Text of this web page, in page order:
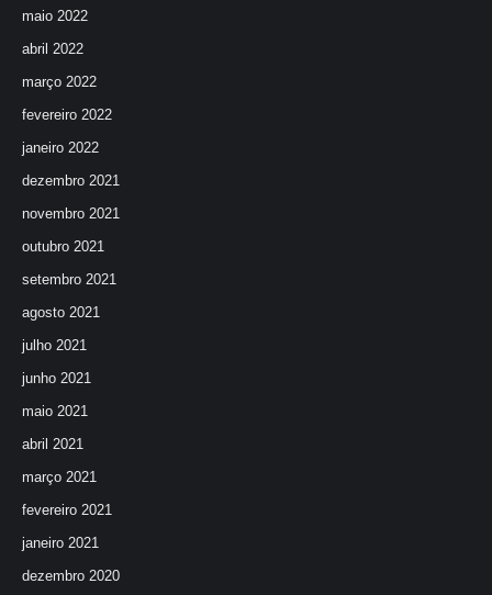
maio 2022
abril 2022
março 2022
fevereiro 2022
janeiro 2022
dezembro 2021
novembro 2021
outubro 2021
setembro 2021
agosto 2021
julho 2021
junho 2021
maio 2021
abril 2021
março 2021
fevereiro 2021
janeiro 2021
dezembro 2020